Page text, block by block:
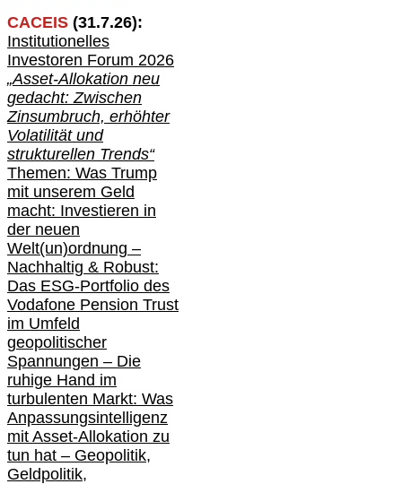
CACEIS (31.7.26):
Institutionelles
Investoren Forum 2026
„Asset-Allokation neu
gedacht: Zwischen
Zinsumbruch, erhöhter
Volatilität und
strukturellen Trends“
Themen: Was Trump
mit unserem Geld
macht: Investieren in
der neuen
Welt(un)ordnung –
Nachhaltig & Robust:
Das ESG-Portfolio des
Vodafone Pension Trust
im Umfeld
geopolitischer
Spannungen – Die
ruhige Hand im
turbulenten Markt: Was
Anpassungsintelligenz
mit Asset-Allokation zu
tun hat – Geopolitik,
Geldpolitik,